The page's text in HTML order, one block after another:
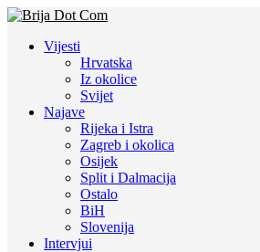
Vijesti
Hrvatska
Iz okolice
Svijet
Najave
Rijeka i Istra
Zagreb i okolica
Osijek
Split i Dalmacija
Ostalo
BiH
Slovenija
Intervjui